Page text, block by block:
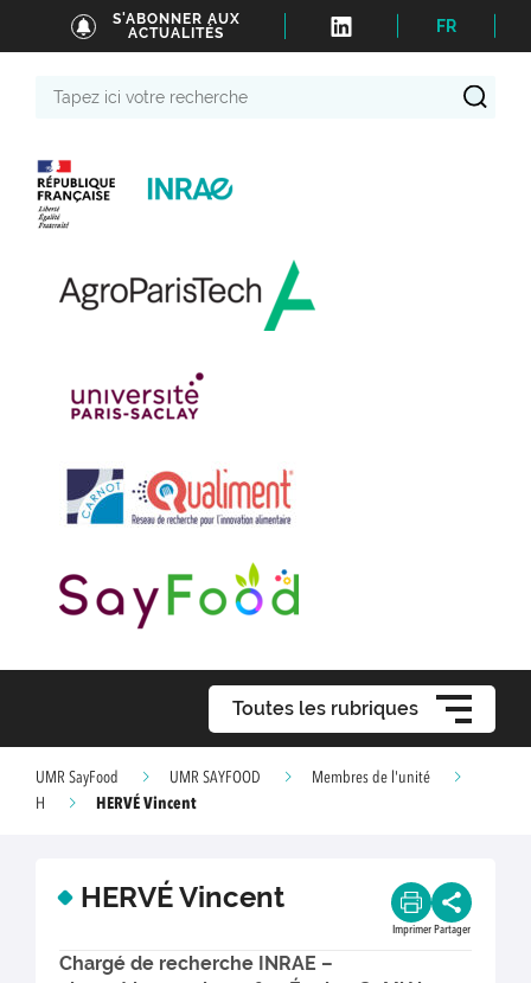
S'ABONNER AUX
ACTUALITÉS
FR
Toutes les rubriques
UMR SayFood UMR SAYFOOD
Membres de l'unité
H
HERVÉ Vincent
HERVÉ Vincent
Imprimer Partager
Chargé de recherche INRAE –